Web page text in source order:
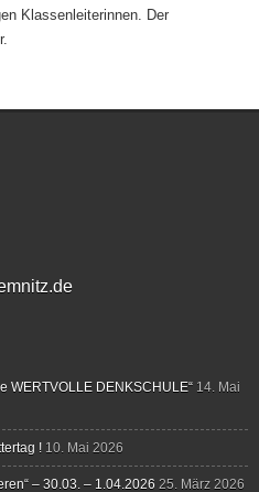
Klassenleiterinnen. Der
WERTVOLLE DENKSCHULE“ 14. Mai
! 10. Mai 2026
– 30.03. – 1.04.2026 25. März 2026